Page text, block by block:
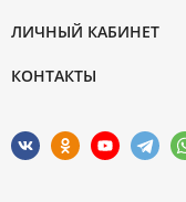
ЛИЧНЫЙ КАБИНЕТ
КОНТАКТЫ